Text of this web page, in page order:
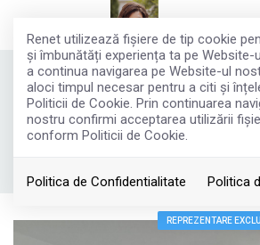
Renet utilizează fişiere de tip cookie
și îmbunătăți experiența ta pe Website-
a continua navigarea pe Website-ul
aloci timpul necesar pentru a citi și
Politicii de Cookie. Prin continuarea
nostru confirmi acceptarea utilizării
conform Politicii de Cookie.
Politica de Confidentialitate
Politica
Garsoniera Blvd. Unirii,
Marasesti, Nerva Traian
ID: EP15937 450
REPREZENTARE